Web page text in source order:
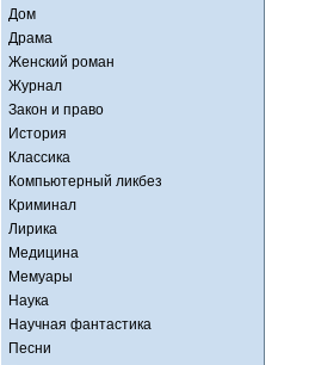
Дом
Драма
Женский роман
Журнал
Закон и право
История
Классика
Компьютерный ликбез
Криминал
Лирика
Медицина
Мемуары
Наука
Научная фантастика
Песни